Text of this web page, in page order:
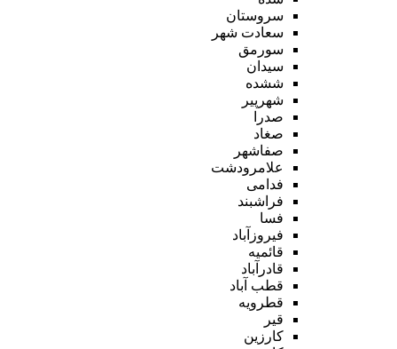
سروستان
سعادت شهر
سورمق
سیدان
ششده
شهرپیر
صدرا
صغاد
صفاشهر
علامرودشت
فدامی
فراشبند
فسا
فیروزآباد
قائمیه
قادرآباد
قطب آباد
قطرویه
قیر
کارزین